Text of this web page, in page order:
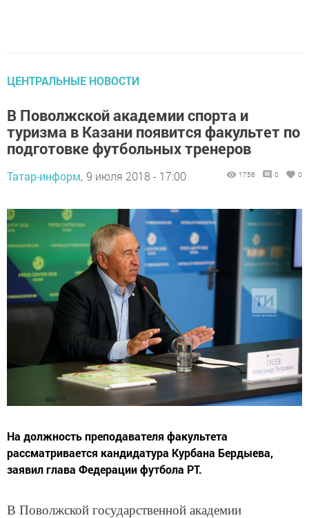
ЦЕНТРАЛЬНЫЕ НОВОСТИ
В Поволжской академии спорта и
туризма в Казани появится факультет по
подготовке футбольных тренеров
Татар-информ, 9 июля 2018 - 17:00 1756 0 0
На должность преподавателя факультета
рассматривается кандидатура Курбана Бердыева,
заявил глава Федерации футбола РТ.
В Поволжской государственной академии